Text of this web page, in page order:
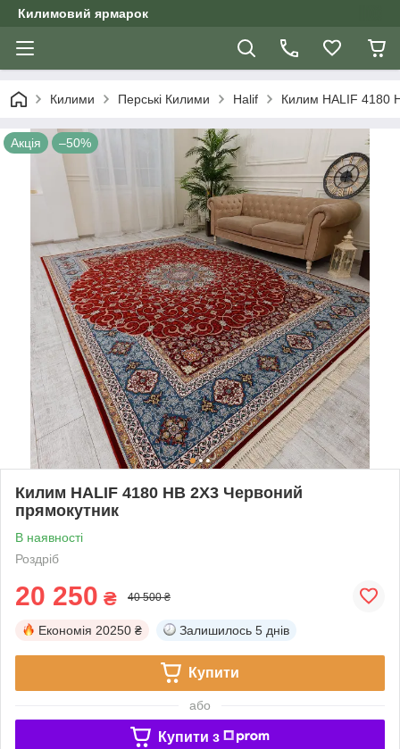
Килимовий ярмарок
Килими Перські Килими Halif Килим HALIF 4180
Акція –50%
Килим HALIF 4180 HB 2Х3 Червоний
прямокутник
В наявності
Роздріб
20 250 ₴ 40 500 ₴
Економія 20250 ₴ Залишилось 5 днів
Купити
або
Купити з